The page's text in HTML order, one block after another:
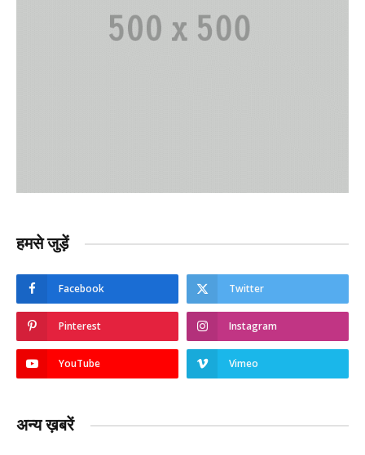
हमसे जुड़ें
Facebook Twitter
Pinterest Instagram
YouTube Vimeo
अन्य ख़बरें